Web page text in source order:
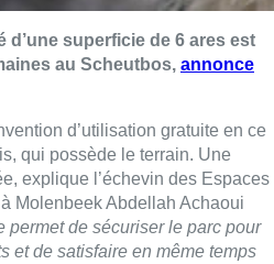
d’une superficie de 6 ares est
au Scheutbos, annonce
d’utilisation gratuite en ce
qui possède le terrain. Une
explique l’échevin des Espaces
Molenbeek Abdellah Achaoui
permet de sécuriser le parc pour
et de satisfaire en même temps